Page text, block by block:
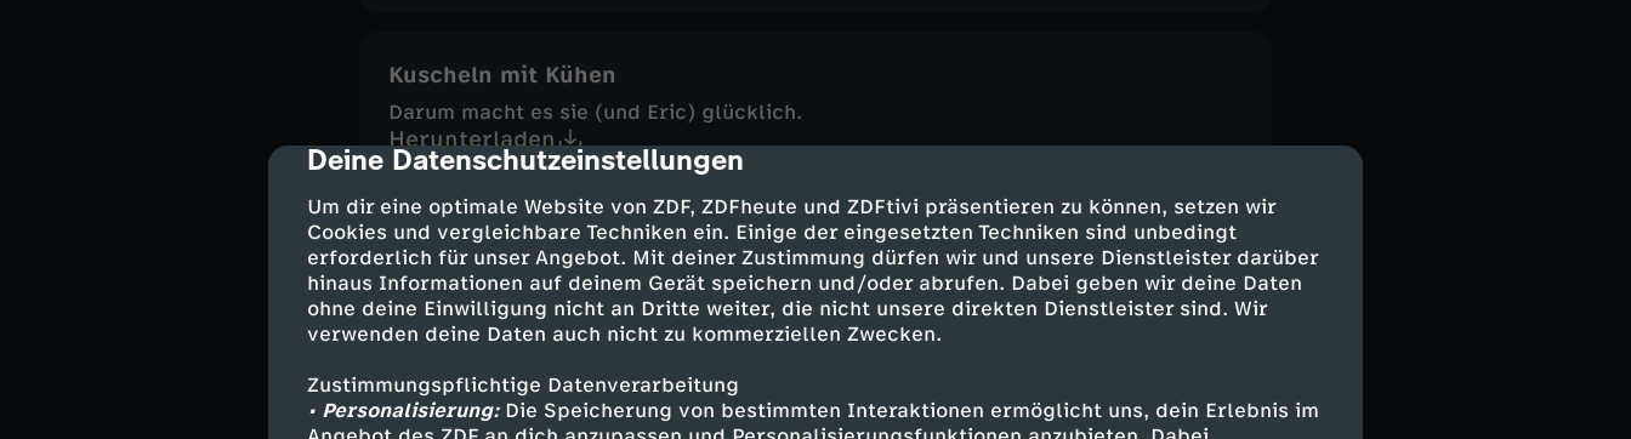
cmp-dialog-description
Deine Datenschutzeinstellungen
Um dir eine optimale Website von ZDF, ZDFheute und ZDFtivi präsentieren zu können, setzen wir
Cookies und vergleichbare Techniken ein. Einige der eingesetzten Techniken sind unbedingt
erforderlich für unser Angebot. Mit deiner Zustimmung dürfen wir und unsere Dienstleister darüber
hinaus Informationen auf deinem Gerät speichern und/oder abrufen. Dabei geben wir deine Daten
ohne deine Einwilligung nicht an Dritte weiter, die nicht unsere direkten Dienstleister sind. Wir
verwenden deine Daten auch nicht zu kommerziellen Zwecken.
Zustimmungspflichtige Datenverarbeitung
• Personalisierung:Die Speicherung von bestimmten Interaktionen ermöglicht uns, dein Erlebnis im
Kuscheln mit Kühen
Darum macht es sie (und Eric) glücklich.
Herunterladen
48,6 MB (MP3)
Zivilcourage
Darum lohnt es sich, einzugreifen!
Herunterladen